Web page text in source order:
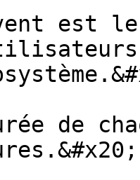
est
de